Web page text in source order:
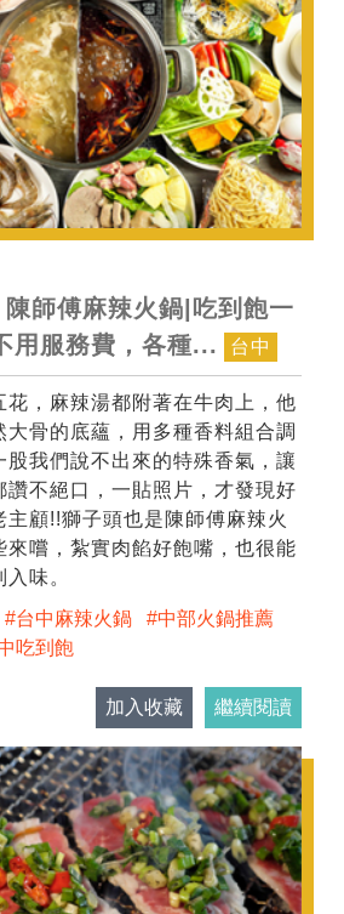
陳師傅麻辣火鍋|吃到飽一
用服務費，各種...
台中
花，麻辣湯都附著在牛肉上，他
大骨的底蘊，用多種香料組合調
股我們說不出來的特殊香氣，讓
讚不絕口，一貼照片，才發現好
主顧!!獅子頭也是陳師傅麻辣火
來嚐，紮實肉餡好飽嘴，也很能
味。
台中麻辣火鍋
中部火鍋推薦
吃到飽
加入收藏 繼續閱讀